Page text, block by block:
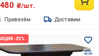
₴/шт.
Привезём Доставим